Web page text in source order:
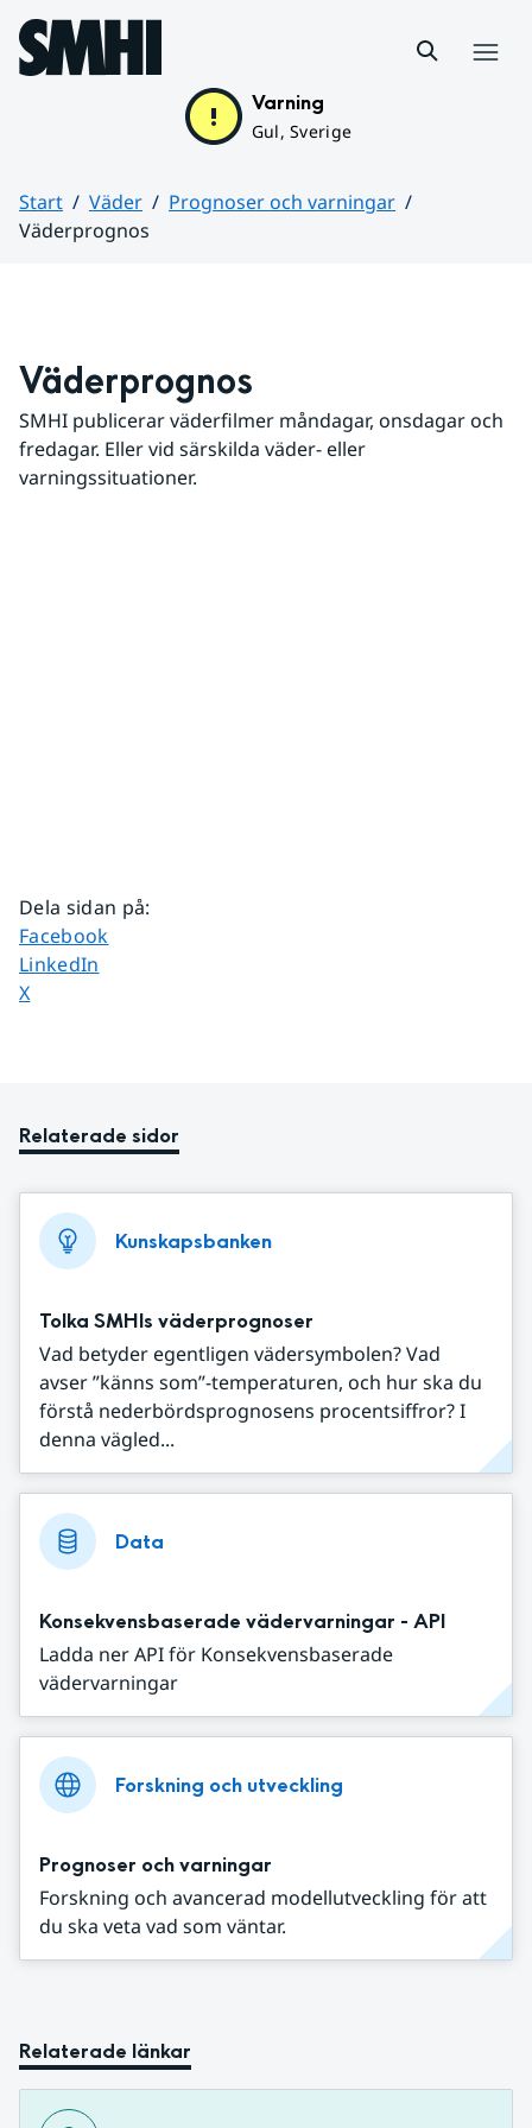
Hoppa till sidans innehåll
Varning
Gul, Sverige
Start Väder
Prognoser och varningar
Väderprognos
Väderprognos
SMHI publicerar väderfilmer måndagar, onsdagar och
fredagar. Eller vid särskilda väder- eller
varningssituationer.
Dela sidan på:
Dela sidan på
Facebook
Dela sidan på
LinkedIn
Dela sidan på
X
Relaterade sidor
Kunskapsbanken
Tolka SMHIs väderprognoser
Vad betyder egentligen vädersymbolen? Vad
avser ”känns som”-temperaturen, och hur ska du
förstå nederbördsprognosens procentsiffror? I
denna vägled...
Data
Konsekvensbaserade vädervarningar - API
Ladda ner API för Konsekvensbaserade
vädervarningar
Forskning och utveckling
Prognoser och varningar
Forskning och avancerad modellutveckling för att
du ska veta vad som väntar.
Relaterade länkar